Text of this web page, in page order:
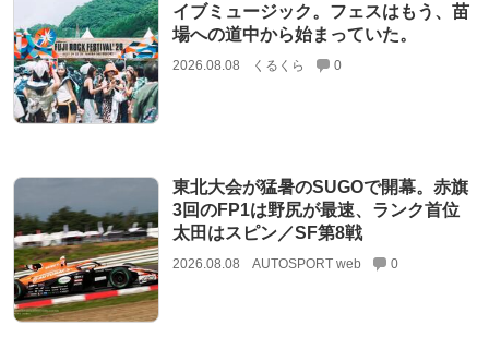
イブミュージック。フェスはもう、苗
場への道中から始まっていた。
2026.08.08 くるくら 0
東北大会が猛暑のSUGOで開幕。赤旗
3回のFP1は野尻が最速、ランク首位
太田はスピン／SF第8戦
2026.08.08 AUTOSPORT web 0